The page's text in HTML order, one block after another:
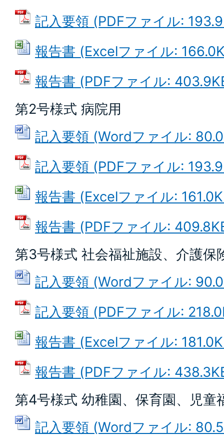
記入要領 (PDFファイル:
報告書 (Excelファイル:
報告書 (PDFファイル:
第2号様式 病院用
記入要領 (Wordファイル:
記入要領 (PDFファイル:
報告書 (Excelファイル:
報告書 (PDFファイル:
第3号様式 社会福祉施設、介護保
記入要領 (Wordファイル:
記入要領 (PDFファイル:
報告書 (Excelファイル:
報告書 (PDFファイル:
第4号様式 幼稚園、保育園、児童
記入要領 (Wordファイル: